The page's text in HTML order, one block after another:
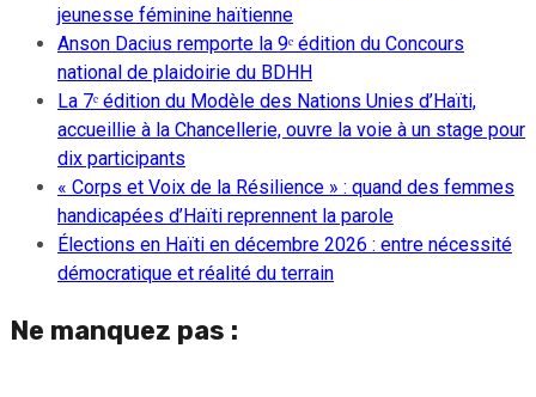
jeunesse féminine haïtienne
Anson Dacius remporte la 9ᵉ édition du Concours
national de plaidoirie du BDHH
La 7ᵉ édition du Modèle des Nations Unies d’Haïti,
accueillie à la Chancellerie, ouvre la voie à un stage pour
dix participants
« Corps et Voix de la Résilience » : quand des femmes
handicapées d’Haïti reprennent la parole
Élections en Haïti en décembre 2026 : entre nécessité
démocratique et réalité du terrain
Ne manquez pas :